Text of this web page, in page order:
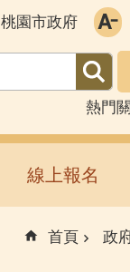
桃園市政府
熱門
線上報名
首頁 政